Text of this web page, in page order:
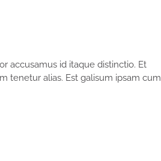
accusamus id itaque distinctio. Et
tenetur alias. Est galisum ipsam cum